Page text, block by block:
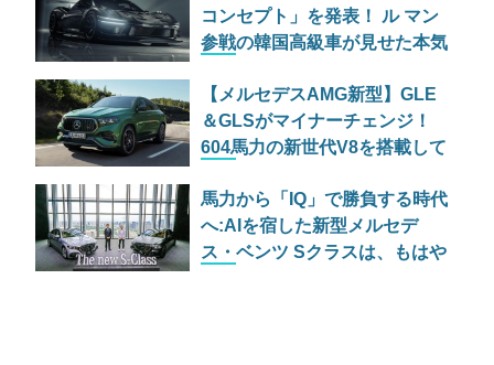
コンセプト」を発表！ ル マン
参戦の韓国高級車が見せた本気
【メルセデスAMG新型】GLE
＆GLSがマイナーチェンジ！
604馬力の新世代V8を搭載して
馬力から「IQ」で勝負する時代
へ:AIを宿した新型メルセデ
ス・ベンツ Sクラスは、もはや